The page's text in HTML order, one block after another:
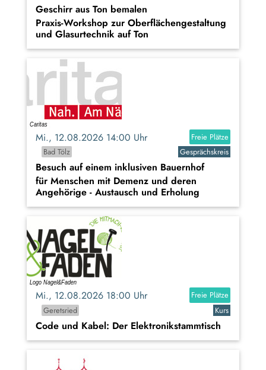
Geschirr aus Ton bemalen
Praxis-Workshop zur Oberflächengestaltung
und Glasurtechnik auf Ton
Mi., 12.08.2026 14:00 Uhr
Freie Plätze
Bad Tölz
Gesprächskreis
Besuch auf einem inklusiven Bauernhof
für Menschen mit Demenz und deren
Angehörige - Austausch und Erholung
Mi., 12.08.2026 18:00 Uhr
Freie Plätze
Geretsried
Kurs
Code und Kabel: Der Elektronikstammtisch